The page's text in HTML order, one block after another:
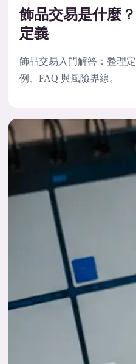
飾品交易是什麼
定義
飾品交易入門解答：整理
例、FAQ 與風險界線。